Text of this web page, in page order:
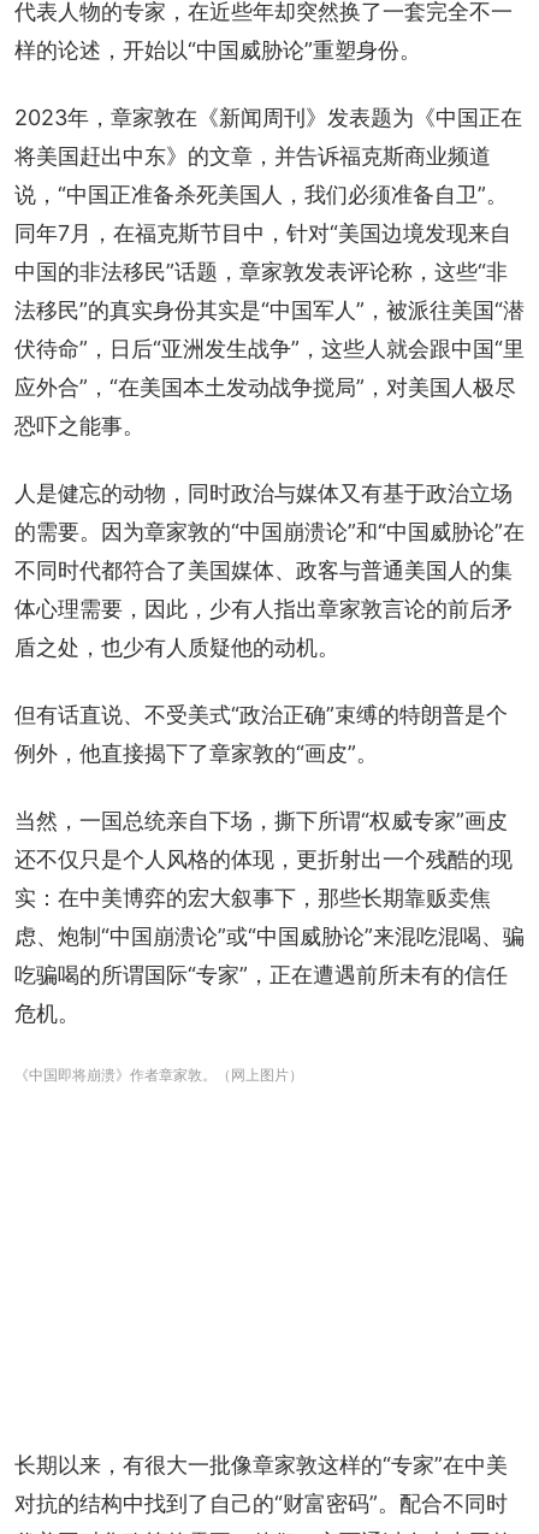
代表人物的专家，在近些年却突然换了一套完全不一
样的论述，开始以“中国威胁论”重塑身份。
2023年，章家敦在《新闻周刊》发表题为《中国正在
将美国赶出中东》的文章，并告诉福克斯商业频道
说，“中国正准备杀死美国人，我们必须准备自卫”。
同年7月，在福克斯节目中，针对“美国边境发现来自
中国的非法移民”话题，章家敦发表评论称，这些“非
法移民”的真实身份其实是“中国军人”，被派往美国“潜
伏待命”，日后“亚洲发生战争”，这些人就会跟中国“里
应外合”，“在美国本土发动战争搅局”，对美国人极尽
恐吓之能事。
人是健忘的动物，同时政治与媒体又有基于政治立场
的需要。因为章家敦的“中国崩溃论”和“中国威胁论”在
不同时代都符合了美国媒体、政客与普通美国人的集
体心理需要，因此，少有人指出章家敦言论的前后矛
盾之处，也少有人质疑他的动机。
但有话直说、不受美式“政治正确”束缚的特朗普是个
例外，他直接揭下了章家敦的“画皮”。
当然，一国总统亲自下场，撕下所谓“权威专家”画皮
还不仅只是个人风格的体现，更折射出一个残酷的现
实：在中美博弈的宏大叙事下，那些长期靠贩卖焦
虑、炮制“中国崩溃论”或“中国威胁论”来混吃混喝、骗
吃骗喝的所谓国际“专家”，正在遭遇前所未有的信任
危机。
《中国即将崩溃》作者章家敦。（网上图片）
长期以来，有很大一批像章家敦这样的“专家”在中美
对抗的结构中找到了自己的“财富密码”。配合不同时